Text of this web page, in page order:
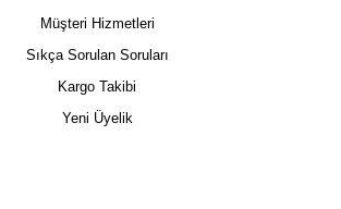
Müşteri Hizmetleri
Sıkça Sorulan Soruları
Kargo Takibi
Yeni Üyelik